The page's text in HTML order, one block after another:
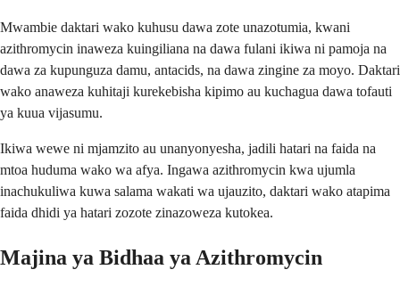
Mwambie daktari wako kuhusu dawa zote unazotumia, kwani
azithromycin inaweza kuingiliana na dawa fulani ikiwa ni pamoja na
dawa za kupunguza damu, antacids, na dawa zingine za moyo. Daktari
wako anaweza kuhitaji kurekebisha kipimo au kuchagua dawa tofauti
ya kuua vijasumu.
Ikiwa wewe ni mjamzito au unanyonyesha, jadili hatari na faida na
mtoa huduma wako wa afya. Ingawa azithromycin kwa ujumla
inachukuliwa kuwa salama wakati wa ujauzito, daktari wako atapima
faida dhidi ya hatari zozote zinazoweza kutokea.
Majina ya Bidhaa ya Azithromycin